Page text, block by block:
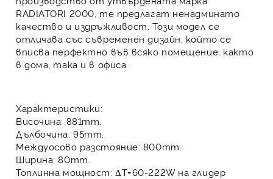
RADIATORI 2000 , те предлагат ненадминато
качество и издръжливост. Този модел се
отличава съссъвременен дизайн , който се
вписва перфектно във всяко помещение, както
в дома, така и в офиса.
Характеристики:
Височина: 881mm.
Дълбочина: 95mm.
Междуосово разстояние: 800mm.
Ширина: 80mm.
Топлинна мощност: ΔT=60-222W на глидер